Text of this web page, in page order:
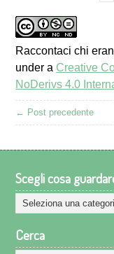
Raccontaci chi
under a Creative
NoDerivs 4.0
← Post precedente
Scegli cosa
Scegli
cosa
guardare
Cerca